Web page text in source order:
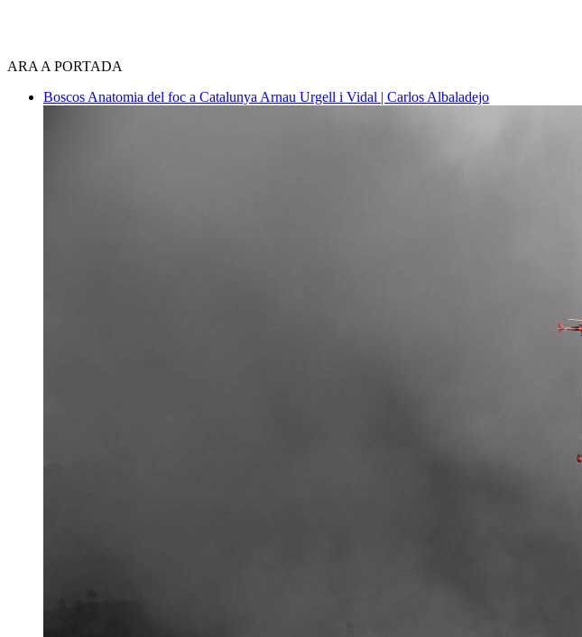
ARA A PORTADA
Boscos Anatomia del foc a Catalunya Arnau Urgell i Vidal | Carlos Albaladejo